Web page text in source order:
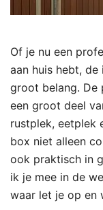
Of je nu een
aan huis hebt,
groot belang. De
een groot deel
rustplek, eetplek
box niet alleen
ook praktisch in
ik je mee in de
waar let je op en